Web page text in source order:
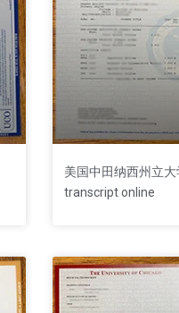
美国中田纳西州立
transcript online